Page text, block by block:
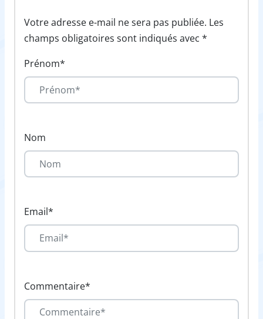
Votre adresse e-mail ne sera pas publiée. Les
champs obligatoires sont indiqués avec *
Prénom*
Nom
Email*
Commentaire*